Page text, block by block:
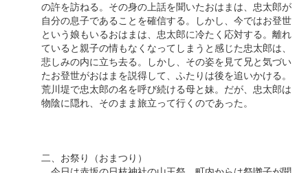
の許を訪ねる。その身の上話を聞いたおはまは、忠太郎が
自分の息子であることを確信する。しかし、今ではお登世
という娘もいるおはまは、忠太郎に冷たく応対する。離れ
ていると親子の情もなくなってしまうと感じた忠太郎は、
悲しみの内に立ち去る。しかし、その姿を見て兄と気づい
たお登世がおはまを説得して、ふたりは後を追いかける。
荒川堤で忠太郎の名を呼び続ける母と妹。だが、忠太郎は
物陰に隠れ、そのまま旅立って行くのであった。
二、お祭り（おまつり）